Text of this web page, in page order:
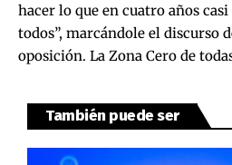
hacer lo que en cuatro años
todos”, marcándole el discurso
oposición. La Zona Cero de
También puede ser